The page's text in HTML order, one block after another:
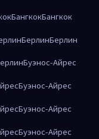
БангкокБангкок
БерлинБерлин
Буэнос-Айрес
Буэнос-Айрес
Буэнос-Айрес
Буэнос-Айрес